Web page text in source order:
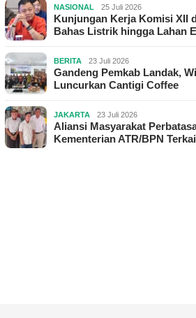
NASIONAL 25 Juli 2026
Kunjungan Kerja Komisi XII
Bahas Listrik hingga Lahan
BERITA 23 Juli 2026
Gandeng Pemkab Landak,
Luncurkan Cantigi Coffee
JAKARTA 23 Juli 2026
Aliansi Masyarakat
Kementerian ATR/BPN